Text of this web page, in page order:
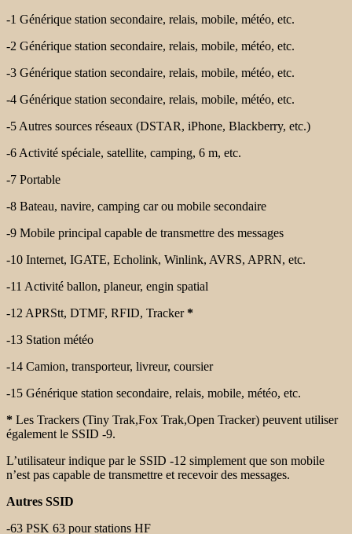
-1 Générique station secondaire, relais, mobile, météo, etc.
-2 Générique station secondaire, relais, mobile, météo, etc.
-3 Générique station secondaire, relais, mobile, météo, etc.
-4 Générique station secondaire, relais, mobile, météo, etc.
-5 Autres sources réseaux (DSTAR, iPhone, Blackberry, etc.)
-6 Activité spéciale, satellite, camping, 6 m, etc.
-7 Portable
-8 Bateau, navire, camping car ou mobile secondaire
-9 Mobile principal capable de transmettre des messages
-10 Internet, IGATE, Echolink, Winlink, AVRS, APRN, etc.
-11 Activité ballon, planeur, engin spatial
-12 APRStt, DTMF, RFID, Tracker *
-13 Station météo
-14 Camion, transporteur, livreur, coursier
-15 Générique station secondaire, relais, mobile, météo, etc.
* Les Trackers (Tiny Trak,Fox Trak,Open Tracker) peuvent utiliser
également le SSID -9.
L’utilisateur indique par le SSID -12 simplement que son mobile
n’est pas capable de transmettre et recevoir des messages.
Autres SSID
-63 PSK 63 pour stations HF